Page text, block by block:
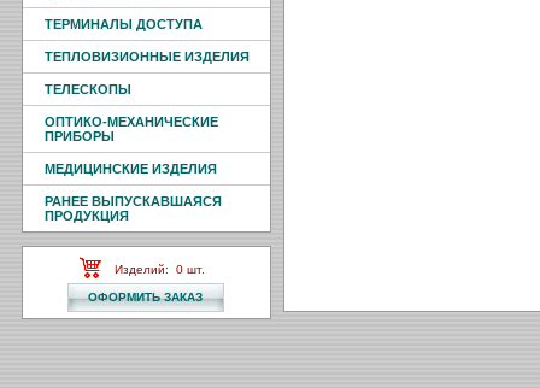
ТЕРМИНАЛЫ ДОСТУПА
ТЕПЛОВИЗИОННЫЕ ИЗДЕЛИЯ
ТЕЛЕСКОПЫ
ОПТИКО-МЕХАНИЧЕСКИЕ
ПРИБОРЫ
МЕДИЦИНСКИЕ ИЗДЕЛИЯ
РАНЕЕ ВЫПУСКАВШАЯСЯ
ПРОДУКЦИЯ
Изделий: 0шт.